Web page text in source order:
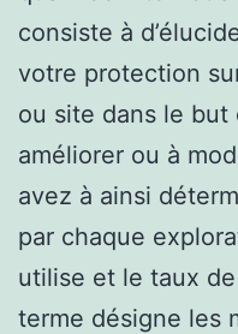
consiste à
votre protection
ou site dans le but
améliorer ou à
avez à ainsi
par chaque
utilise et le taux
terme désigne les